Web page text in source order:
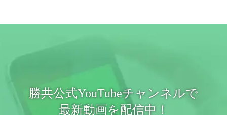
勝共公式YouTubeチャンネルで
最新動画を配信中！